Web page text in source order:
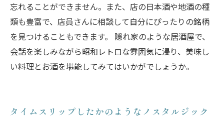
忘れることができません。また、店の日本酒や地酒の種
類も豊富で、店員さんに相談して自分にぴったりの銘柄
を見つけることもできます。 隠れ家のような居酒屋で、
会話を楽しみながら昭和レトロな雰囲気に浸り、美味し
い料理とお酒を堪能してみてはいかがでしょうか。
タイムスリップしたかのようなノスタルジック